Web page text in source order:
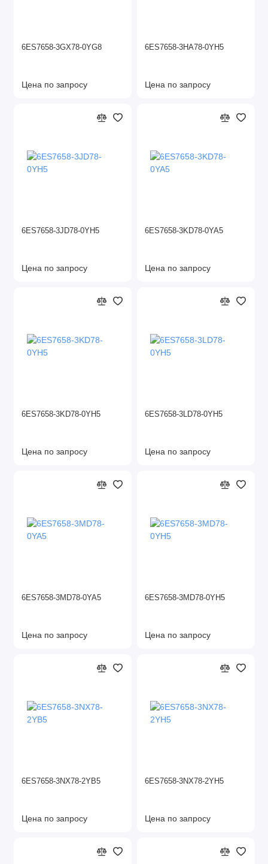
6ES7658-3GX78-0YG8
Цена по запросу
6ES7658-3HA78-0YH5
Цена по запросу
6ES7658-3JD78-0YH5
Цена по запросу
6ES7658-3KD78-0YA5
Цена по запросу
6ES7658-3KD78-0YH5
Цена по запросу
6ES7658-3LD78-0YH5
Цена по запросу
6ES7658-3MD78-0YA5
Цена по запросу
6ES7658-3MD78-0YH5
Цена по запросу
6ES7658-3NX78-2YB5
Цена по запросу
6ES7658-3NX78-2YH5
Цена по запросу